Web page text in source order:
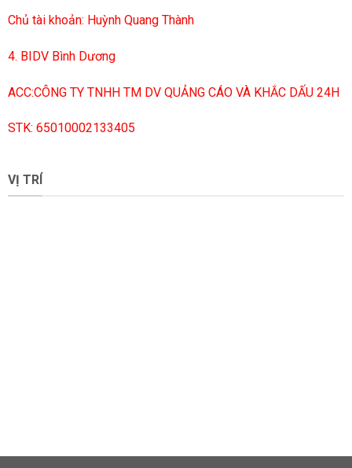
Chủ tài khoản: Huỳnh Quang Thành
4. BIDV Bình Dương
ACC:CÔNG TY TNHH TM DV QUẢNG CÁO VÀ KHẮC DẤU 24H
STK: 65010002133405
VỊ TRÍ